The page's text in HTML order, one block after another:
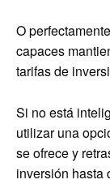
O
capaces
tarifas de
Si no está
utilizar una
se ofrece y
inversión hasta